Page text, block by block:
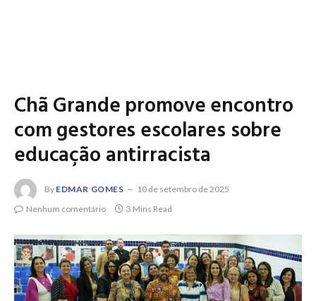
Chã Grande promove encontro
com gestores escolares sobre
educação antirracista
By EDMAR GOMES
10 de setembro de 2025
Nenhum comentário
3 Mins Read